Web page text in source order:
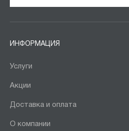
ИНФОРМАЦИЯ
Услуги
Акции
Доставка и оплата
О компании